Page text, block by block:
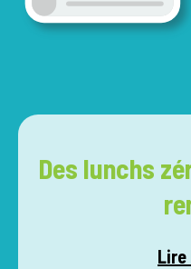
Des lunchs
Lire